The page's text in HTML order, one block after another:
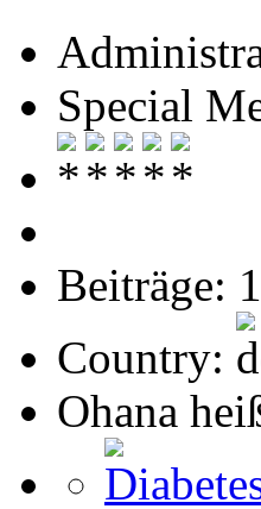
Special
Beiträge:
Country:
Ohana